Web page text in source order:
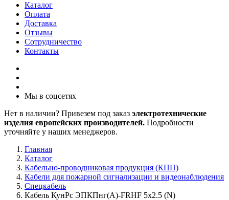
Каталог
Оплата
Доставка
Отзывы
Сотрудничество
Контакты
Мы в соцсетях
Нет в наличии? Привезем под заказ электротехнические
изделия европейских производителей. Подробности
уточняйте у наших менеджеров.
Главная
Каталог
Кабельно-проводниковая продукция (КПП)
Кабели для пожарной сигнализации и видеонаблюдения
Спецкабель
Кабель КунРс ЭПКПнг(А)-FRHF 5х2.5 (N)